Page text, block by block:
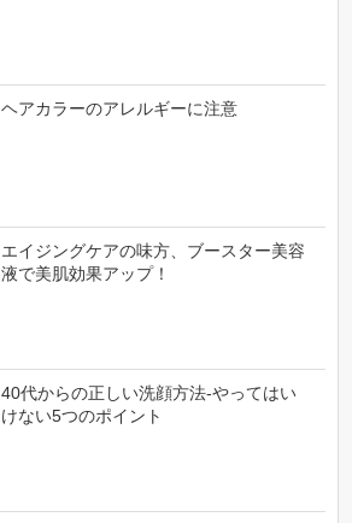
ヘアカラーのアレルギーに注意
エイジングケアの味方、ブースター美容
液で美肌効果アップ！
40代からの正しい洗顔方法-やってはい
けない5つのポイント